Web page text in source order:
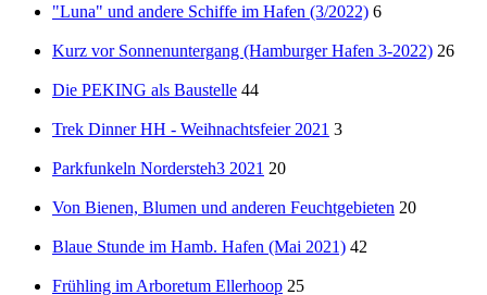
"Luna" und andere Schiffe im Hafen (3/2022) 6
Kurz vor Sonnenuntergang (Hamburger Hafen 3-2022) 26
Die PEKING als Baustelle 44
Trek Dinner HH - Weihnachtsfeier 2021 3
Parkfunkeln Nordersteh3 2021 20
Von Bienen, Blumen und anderen Feuchtgebieten 20
Blaue Stunde im Hamb. Hafen (Mai 2021) 42
Frühling im Arboretum Ellerhoop 25